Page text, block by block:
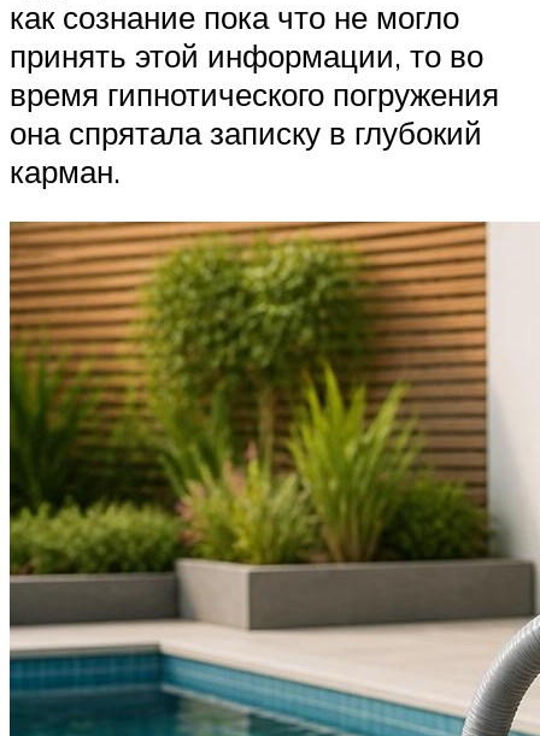
как сознание пока что не могло
принять этой информации, то во
время гипнотического погружения
она спрятала записку в глубокий
карман.